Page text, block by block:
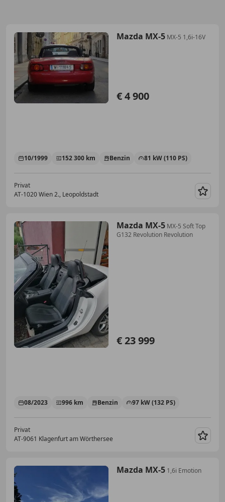
Mazda MX-5 MX-5 1,6i-16V
€ 4 900
10/1999 152 300 km Benzin 81 kW (110 PS)
Privat
AT-1020 Wien 2., Leopoldstadt
Mazda MX-5 MX-5 Soft Top
G132 Revolution Revolution
€ 23 999
08/2023 996 km Benzin 97 kW (132 PS)
Privat
AT-9061 Klagenfurt am Wörthersee
Mazda MX-5 1,6i Emotion